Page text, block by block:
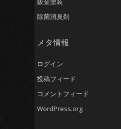
除菌消臭剤
メタ情報
ログイン
投稿フィード
コメントフィード
WordPress.org